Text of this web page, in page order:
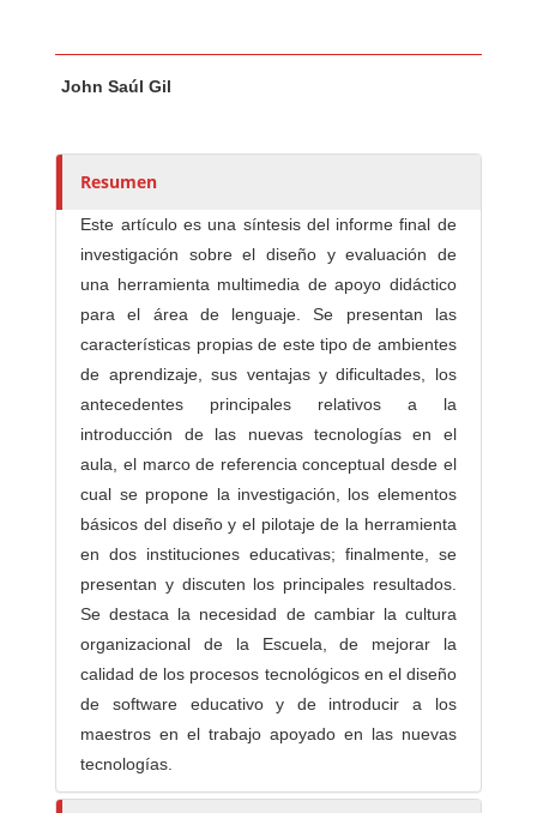
u
o
e
John Saúl Gil
Resumen
Este artículo es una síntesis del informe final de
investigación sobre el diseño y evaluación de
una herramienta multimedia de apoyo didáctico
para el área de lenguaje. Se presentan las
características propias de este tipo de ambientes
de aprendizaje, sus ventajas y dificultades, los
antecedentes principales relativos a la
introducción de las nuevas tecnologías en el
aula, el marco de referencia conceptual desde el
cual se propone la investigación, los elementos
básicos del diseño y el pilotaje de la herramienta
en dos instituciones educativas; finalmente, se
presentan y discuten los principales resultados.
Se destaca la necesidad de cambiar la cultura
organizacional de la Escuela, de mejorar la
calidad de los procesos tecnológicos en el diseño
de software educativo y de introducir a los
maestros en el trabajo apoyado en las nuevas
tecnologías.